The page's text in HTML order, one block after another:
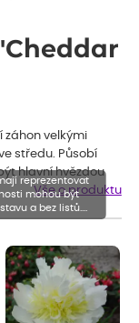
záhon velkými
středu. Působí
hlavní hvězdou
Vše o produktu
reprezentovat
mohou být
a bez listů.
uvedená výška,